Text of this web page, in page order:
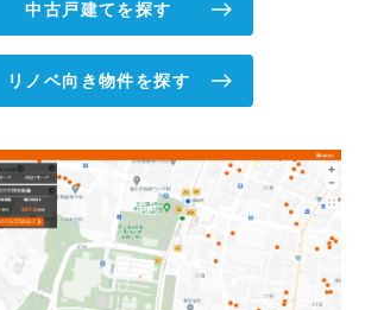
中古戸建てを探す
リノベ向き物件を探す